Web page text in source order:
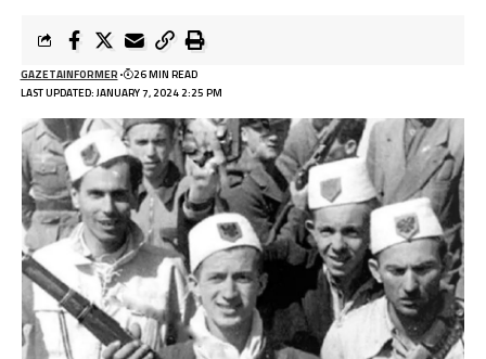
LAST UPDATED: JANUARY 7, 2024 2:25 PM
GAZETAINFORMER 26 MIN READ